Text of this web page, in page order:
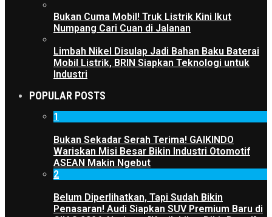
Bukan Cuma Mobil! Truk Listrik Kini Ikut
Numpang Cari Cuan di Jalanan
Limbah Nikel Disulap Jadi Bahan Baku Baterai
Mobil Listrik, BRIN Siapkan Teknologi untuk
Industri
POPULAR POSTS
1
Bukan Sekadar Serah Terima! GAIKINDO
Wariskan Misi Besar Bikin Industri Otomotif
ASEAN Makin Ngebut
2
Belum Diperlihatkan, Tapi Sudah Bikin
Penasaran! Audi Siapkan SUV Premium Baru di